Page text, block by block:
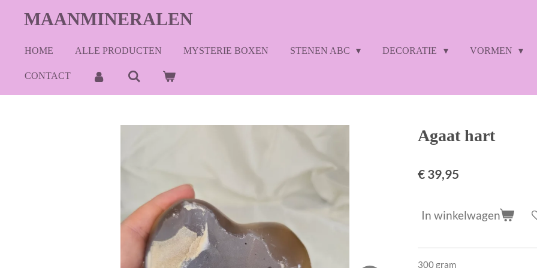
directMAANMINERALEN
HOME ALLE PRODUCTEN MYSTERIE BOXEN STENEN ABC DECORATIE VORMEN
CONTACT
Agaat hart
€ 39,95
In winkelwagen
300 gram